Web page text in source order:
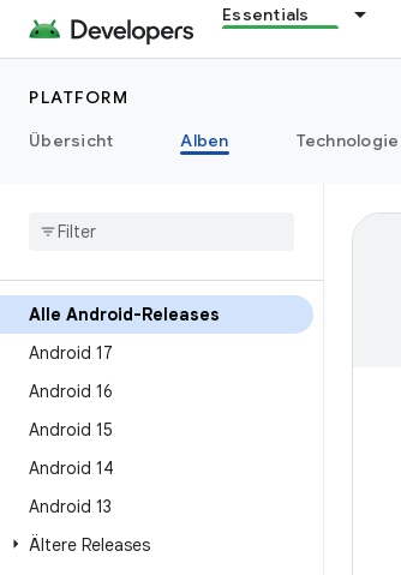
Essentials
PLATFORM
Übersicht
Alben Technologie
Alle Android-Releases
Android 17
Android 16
Android 15
Android 14
Android 13
Ältere Releases